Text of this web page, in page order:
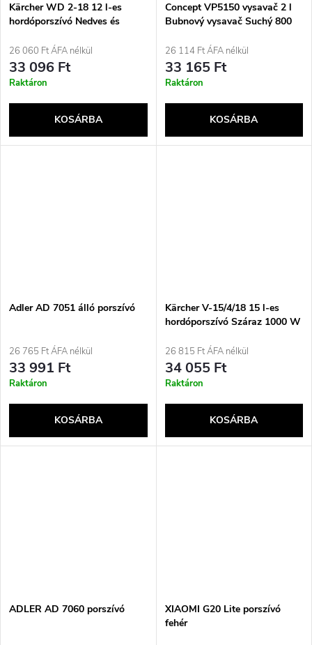
Kärcher WD 2-18 12 l-es
hordóporszívó Nedves és
26 060 Ft ÁFA nélkül
33 096 Ft
Raktáron
KOSÁRBA
Concept VP5150 vysavač 2 l
Bubnový vysavač Suchý 800
26 114 Ft ÁFA nélkül
33 165 Ft
Raktáron
KOSÁRBA
Adler AD 7051 álló porszívó
26 765 Ft ÁFA nélkül
33 991 Ft
Raktáron
KOSÁRBA
Kärcher V-15/4/18 15 l-es
hordóporszívó Száraz 1000 W
26 815 Ft ÁFA nélkül
34 055 Ft
Raktáron
KOSÁRBA
ADLER AD 7060 porszívó
XIAOMI G20 Lite porszívó
fehér